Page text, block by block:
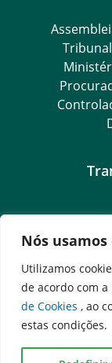
Nós usamos
Utilizamos
de acordo com a
de Cookies , ao
estas condições.
SIC –
e-SIC –